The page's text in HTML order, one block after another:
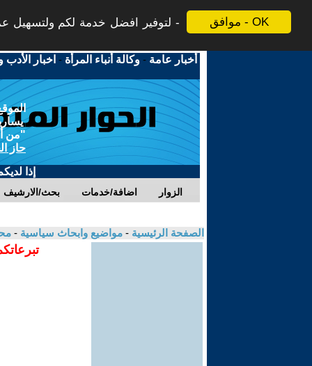
موافق - OK لتوفير افضل خدمة لكم ولتسهيل
أخبار عامة -وكالة أنباء المرأة - اخبار الأدب
"من
حاز
إذا
بحث/الارشيف اضافة/خدمات الزوار
الصفحة الرئيسية - مواضيع وابحاث سياسية -